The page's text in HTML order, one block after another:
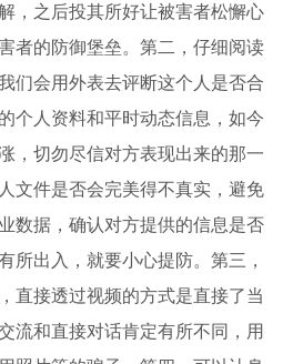
，之后投其所好让被害者松懈心
者的防御堡垒。第二，仔细阅读
们会用外表去评断这个人是否合
个人资料和平时动态信息，如今
，切勿尽信对方表现出来的那一
文件是否会完美得不真实，避免
数据，确认对方提供的信息是否
所出入，就要小心提防。第三，
直接透过视频的方式是直接了当
流和直接对话肯定有所不同，用